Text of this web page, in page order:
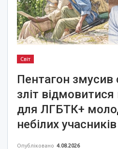
Світ
Пентагон змусив
зліт відмовитися
для ЛГБТК+
небілих учасників
Опубліковано 4.08.2026